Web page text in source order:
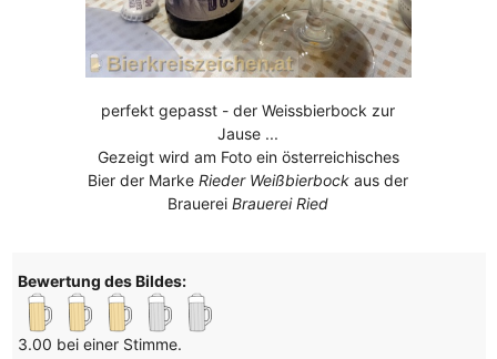
perfekt gepasst - der Weissbierbock zur
Jause ...
Gezeigt wird am Foto ein österreichisches
Bier der MarkeRieder Weißbierbock aus der
BrauereiBrauerei Ried
Bewertung des Bildes:
3.00 bei einer Stimme.